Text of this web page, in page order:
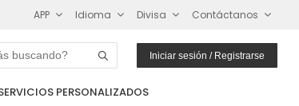
APP Idioma Divisa Contáctanos
Iniciar sesión / Registrarse
PERSONALIZADOS